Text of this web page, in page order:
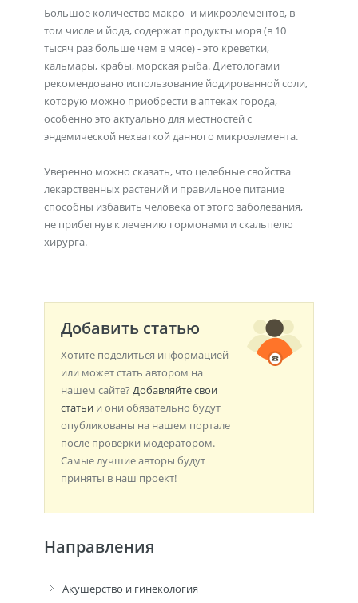
Большое количество макро- и микроэлементов, в
том числе и йода, содержат продукты моря (в 10
тысяч раз больше чем в мясе) - это креветки,
кальмары, крабы, морская рыба. Диетологами
рекомендовано использование йодированной соли,
которую можно приобрести в аптеках города,
особенно это актуально для местностей с
эндемической нехваткой данного микроэлемента.
Уверенно можно сказать, что целебные свойства
лекарственных растений и правильное питание
способны избавить человека от этого заболевания,
не прибегнув к лечению гормонами и скальпелю
хирурга.
Добавить статью
Хотите поделиться информацией
или может стать автором на
нашем сайте? Добавляйте свои
статьи и они обязательно будут
опубликованы на нашем портале
после проверки модератором.
Самые лучшие авторы будут
приняты в наш проект!
Направления
Акушерство и гинекология